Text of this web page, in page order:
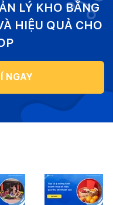
LÝ KHO BẰNG
HIỆU QUẢ CHO
NGAY